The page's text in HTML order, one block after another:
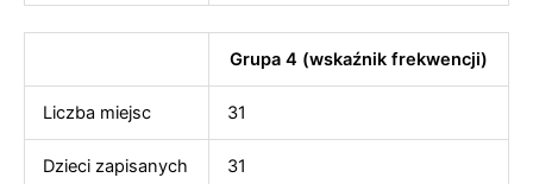
Grupa 4 (wskaźnik frekwencji)
Liczba miejsc 31
Dzieci zapisanych 31